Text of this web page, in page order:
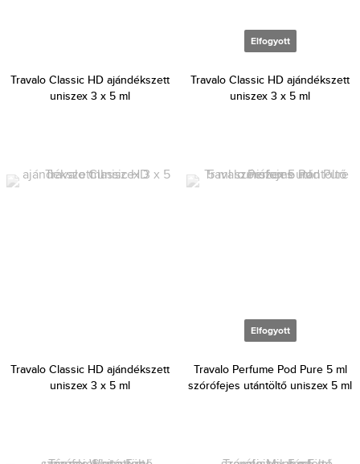
Travalo Classic HD ajándékszett
uniszex 3 x 5 ml
Elfogyott
Travalo Classic HD ajándékszett
uniszex 3 x 5 ml
Travalo Classic HD ajándékszett
uniszex 3 x 5 ml
Elfogyott
Travalo Perfume Pod Pure 5 ml
szórófejes utántöltő uniszex 5 ml